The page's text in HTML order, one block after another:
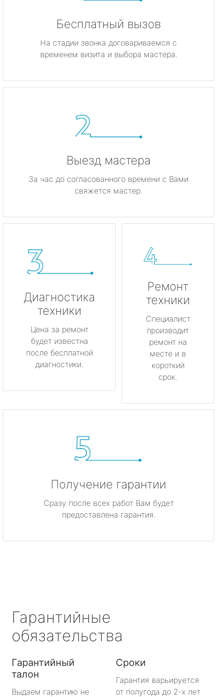
Бесплатный вызов
На стадии звонка договариваемся с
временем визита и выбора мастера.
Выезд мастера
За час до согласованного времени с Вами
свяжется мастер.
Диагностика
техники
Цена за ремонт
будет известна
после бесплатной
диагностики.
Ремонт
техники
Специалист
производит
ремонт на
месте и в
короткий
срок.
Получение гарантии
Сразу после всех работ Вам будет
предоставлена гарантия.
Гарантийные
обязательства
Гарантийный
талон
Выдаем гарантию не
Сроки
Гарантия варьируется
от полугода до 2-х лет